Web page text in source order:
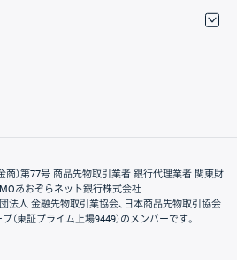
商）第77号 商品先物取引業者 銀行代理業者 関東財
あおぞらネット銀行株式会社
法人 金融先物取引業協会、日本商品先物取引協会
（東証プライム上場9449）のメンバーです。